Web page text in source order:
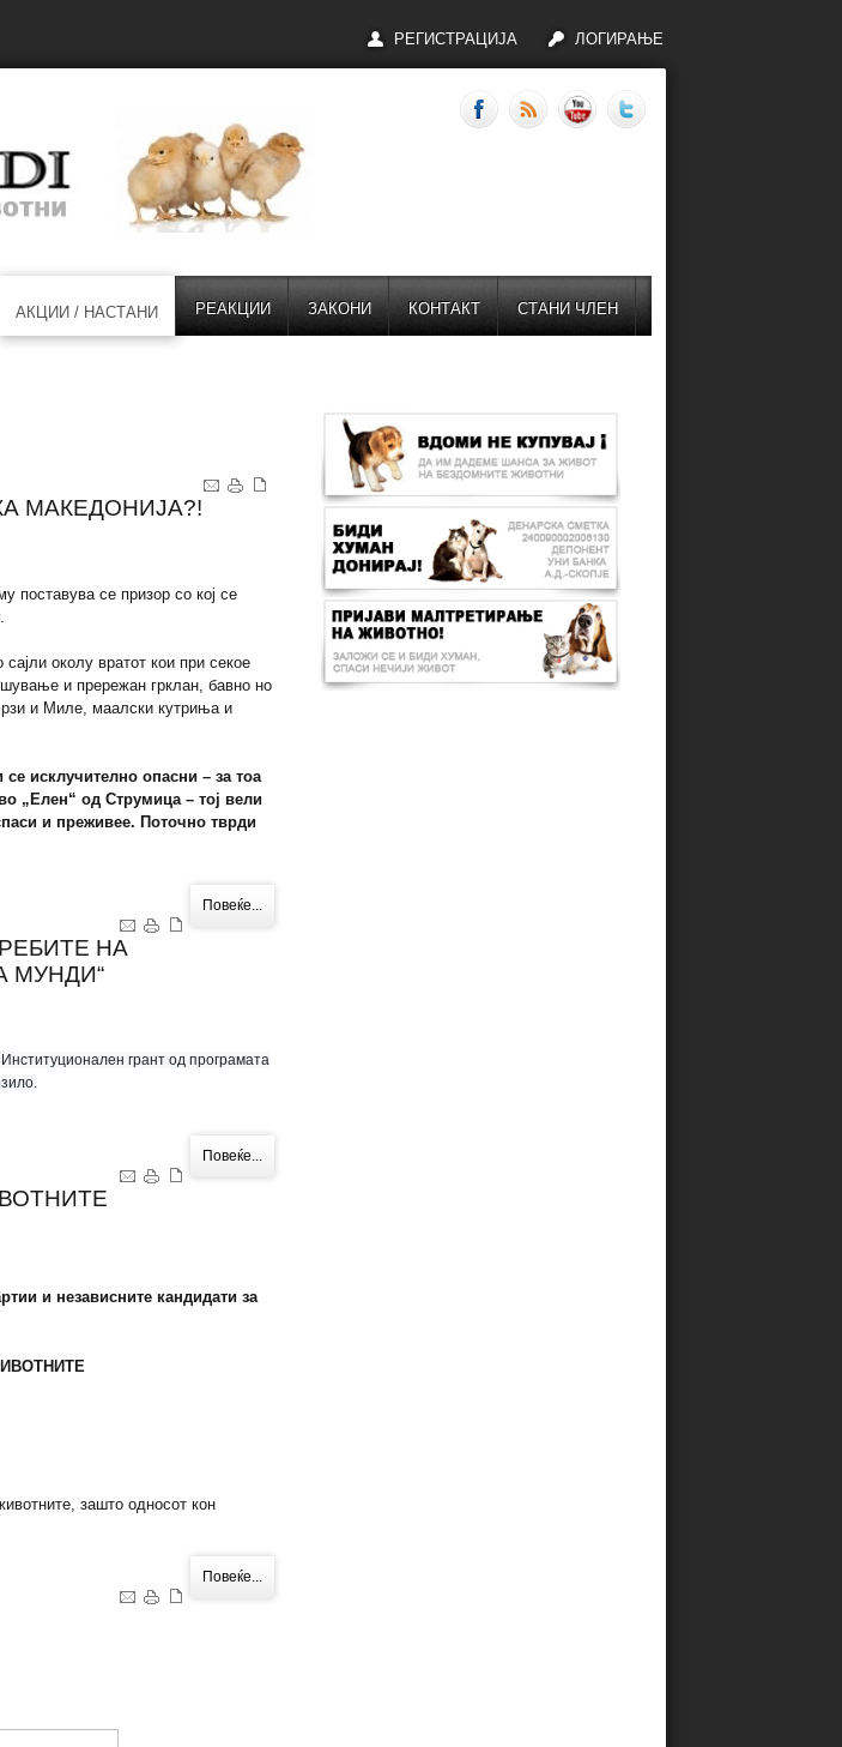
ЛОГИРАЊЕ
РЕГИСТРАЦИЈА
АКЦИИ / НАСТАНИ РЕАКЦИИ ЗАКОНИ КОНТАКТ СТАНИ ЧЛЕН
МАКЕДОНИЈА?!
поставува се призор со кој се
околу вратот кои при секое
и прережан грклан, бавно но
и Миле, маалски кутриња и
се исклучително опасни – за тоа
„Елен“ од Струмица – тој вели
и преживее. Поточно тврди
Повеќе...
НА
МУНДИ“
грант од програмата
Повеќе...
и независните кандидати за
зашто односот кон
Повеќе...